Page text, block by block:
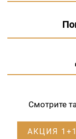
Смотрите
АКЦИЯ